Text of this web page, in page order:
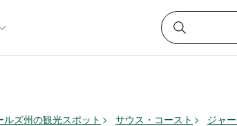
ルズ州の観光スポット サウス・コースト ジャ